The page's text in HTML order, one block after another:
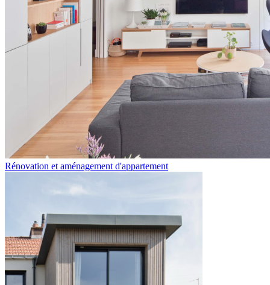
Rénovation et aménagement d'appartement